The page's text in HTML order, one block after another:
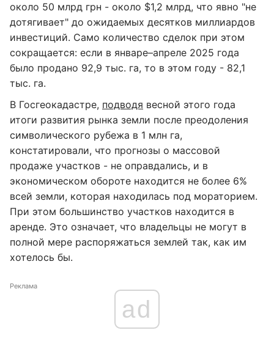
около 50 млрд грн - около $1,2 млрд, что явно "не
дотягивает" до ожидаемых десятков миллиардов
инвестиций. Само количество сделок при этом
сокращается: если в январе–апреле 2025 года
было продано 92,9 тыс. га, то в этом году - 82,1
тыс. га.
В Госгеокадастре, подводя весной этого года
итоги развития рынка земли после преодоления
символического рубежа в 1 млн га,
констатировали, что прогнозы о массовой
продаже участков - не оправдались, и в
экономическом обороте находится не более 6%
всей земли, которая находилась под мораторием.
При этом большинство участков находится в
аренде. Это означает, что владельцы не могут в
полной мере распоряжаться землей так, как им
хотелось бы.
Реклама
ad